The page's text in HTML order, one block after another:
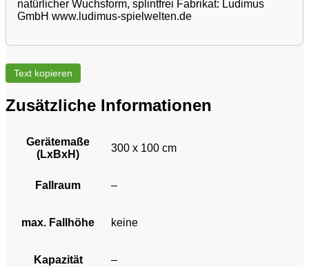
natürlicher Wuchsform, splintfrei Fabrikat: Ludimus
GmbH www.ludimus-spielwelten.de
Text kopieren
Zusätzliche Informationen
Gerätemaße
(LxBxH)
300 x 100 cm
Fallraum –
max. Fallhöhe keine
Kapazität –